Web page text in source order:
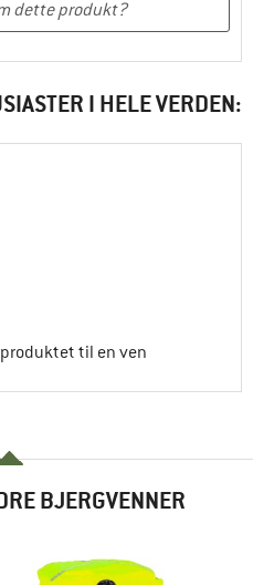
I HELE VERDEN:
til en ven
BJERGVENNER